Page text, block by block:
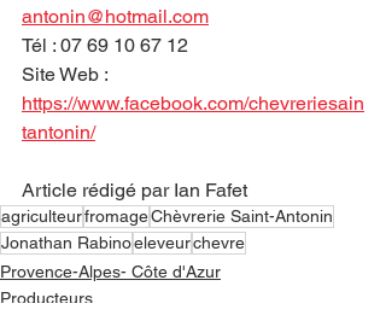
antonin@hotmail.com
Tél : 07 69 10 67 12
Site Web :
https://www.facebook.com/chevreriesain
tantonin/
Article rédigé par Ian Fafet
agriculteurfromageChèvrerie Saint-Antonin
Jonathan Rabinoeleveurchevre
Provence-Alpes- Côte d'Azur
Producteurs